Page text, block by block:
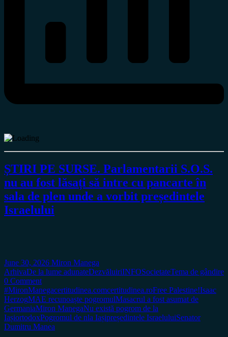
ȘTIRI PE SURSE. Parlamentarii S.O.S.
nu au fost lăsați să intre cu pancarte în
sala de plen unde a vorbit președintele
Israelului
June 30, 2026 Miron Manega
ArhivaDe la lume adunateDezvăluiriINFOSocietateTema de gândire
0 Comment
#MironManegacertitudinea.comcertitudinea.roFree Palestine!Isaac
HerzogMAE recunoaște pogromulMasacrul a fost asumat de
GermaniaMiron ManegaNu există pogrom de la
IașiortodoxPogromul de nla Iașipreședintele IsraeluluiSenator
Dumitru Manea